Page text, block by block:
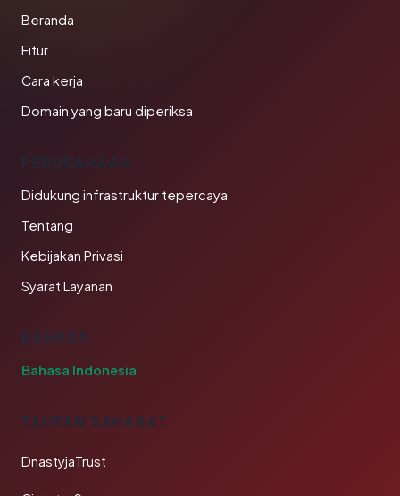
Beranda
Fitur
Cara kerja
Domain yang baru diperiksa
PERUSAHAAN
Didukung infrastruktur tepercaya
Tentang
Kebijakan Privasi
Syarat Layanan
BAHASA
Bahasa Indonesia
TAUTAN SAHABAT
DnastyjaTrust